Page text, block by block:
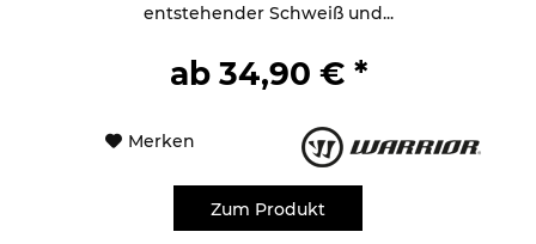
entstehender Schweiß und...
ab 34,90 € *
Merken
Zum Produkt